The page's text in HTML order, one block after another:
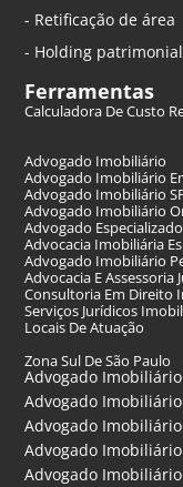
- Retificação de área
- Holding
Ferramentas
Calculadora De Custo
Advogado Imobiliário
Advogado Imobiliário
Advogado Imobiliário
Advogado Imobiliário
Advogado
Advocacia Imobiliária
Advogado Imobiliário
Advocacia E Assessoria
Consultoria Em Direito
Serviços Jurídicos
Locais De Atuação
Zona Sul De São Paulo
Advogado
Advogado
Advogado
Advogado
Advogado